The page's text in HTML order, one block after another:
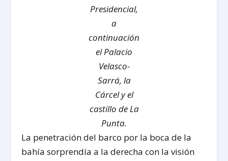
Presidencial,
a
continuación
el Palacio
Velasco-
Sarrá, la
Cárcel y el
castillo de La
Punta.
La penetración del barco por la boca de la
bahía sorprendía a la derecha con la visión